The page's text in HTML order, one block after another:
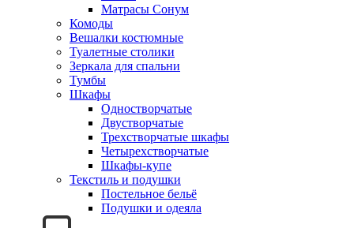
Матрасы Сонум
Комоды
Вешалки костюмные
Туалетные столики
Зеркала для спальни
Тумбы
Шкафы
Одностворчатые
Двустворчатые
Трехстворчатые шкафы
Четырехстворчатые
Шкафы-купе
Текстиль и подушки
Постельное бельё
Подушки и одеяла